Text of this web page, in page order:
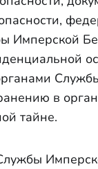
Имперской
в
тайне.